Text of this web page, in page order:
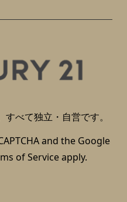
べて独立・自営です。
and the Google
of Serviceapply.